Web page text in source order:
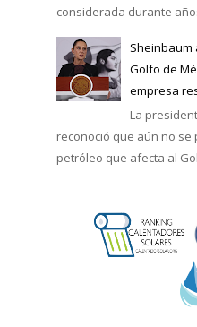
considerada durante
Sheinbaum
Golfo de
empresa
La
reconoció que aún no
petróleo que afecta al